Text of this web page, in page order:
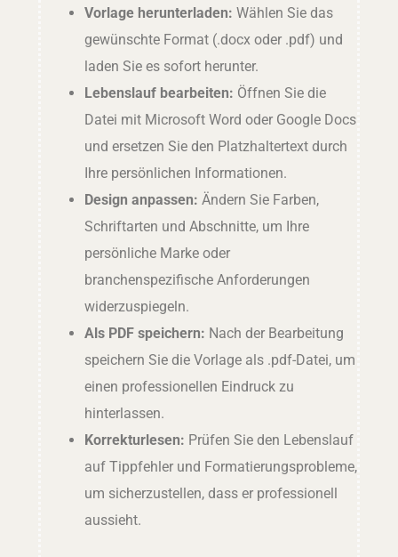
Vorlage herunterladen: Wählen Sie das
gewünschte Format (.docx oder .pdf) und
laden Sie es sofort herunter.
Lebenslauf bearbeiten: Öffnen Sie die
Datei mit Microsoft Word oder Google Docs
und ersetzen Sie den Platzhaltertext durch
Ihre persönlichen Informationen.
Design anpassen: Ändern Sie Farben,
Schriftarten und Abschnitte, um Ihre
persönliche Marke oder
branchenspezifische Anforderungen
widerzuspiegeln.
Als PDF speichern: Nach der Bearbeitung
speichern Sie die Vorlage als .pdf-Datei, um
einen professionellen Eindruck zu
hinterlassen.
Korrekturlesen: Prüfen Sie den Lebenslauf
auf Tippfehler und Formatierungsprobleme,
um sicherzustellen, dass er professionell
aussieht.